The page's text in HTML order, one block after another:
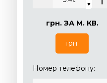
▼
грн. ЗА М. КВ.
грн.
Номер телефону: